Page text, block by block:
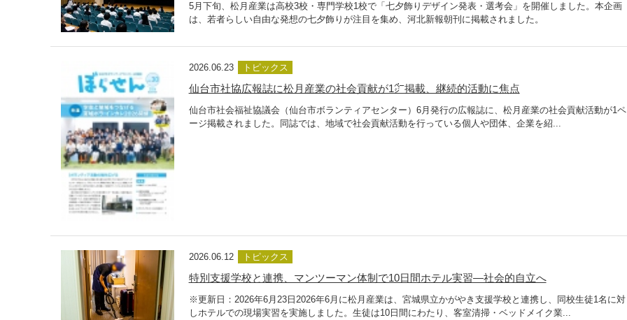
5月下旬、松月産業は高校3校・専門学校1校で「七夕飾りデザイン発表・選考会」を開催しました。本企画
は、若者らしい自由な発想の七夕飾りが注目を集め、河北新報朝刊に掲載されました。
2026.06.23 トピックス
仙台市社協広報誌に松月産業の社会貢献が1㌻掲載、継続的活動に焦点
仙台市社会福祉協議会（仙台市ボランティアセンター）6月発行の広報誌に、松月産業の社会貢献活動が1ペ
ージ掲載されました。同誌では、地域で社会貢献活動を行っている個人や団体、企業を紹...
2026.06.12 トピックス
特別支援学校と連携、マンツーマン体制で10日間ホテル実習―社会的自立へ
※更新日：2026年6月23日2026年6月に松月産業は、宮城県立かがやき支援学校と連携し、同校生徒1名に対
しホテルでの現場実習を実施しました。生徒は10日間にわたり、客室清掃・ベッドメイク業...